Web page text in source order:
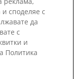
значение,
споделяе с
да
с
и
Политика